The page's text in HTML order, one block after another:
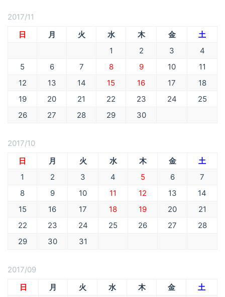
2017/11
日
月 火 水 木 金
土
1
2 3
4
5
6 7 8 9 10
11
12
13 14 15 16 17
18
19
20 21 22 23 24
25
26
27 28 29 30
2017/10
日
月 火 水 木 金
土
1
2 3 4 5 6
7
8
9 10 11 12 13
14
15
16 17 18 19 20
21
22
23 24 25 26 27
28
29
30 31
2017/09
日
月 火 水 木 金 土